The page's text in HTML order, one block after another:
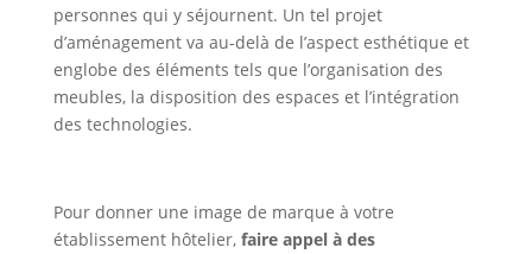
personnes qui y séjournent. Un tel projet
d’aménagement va au-delà de l’aspect esthétique et
englobe des éléments tels que l’organisation des
meubles, la disposition des espaces et l’intégration
des technologies.
Pour donner une image de marque à votre
établissement hôtelier, faire appel à des